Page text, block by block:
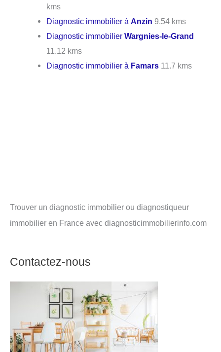
kms
Diagnostic immobilier àAnzin 9.54 kms
Diagnostic immobilierWargnies-le-Grand
11.12 kms
Diagnostic immobilier à Famars 11.7 kms
Trouver un diagnostic immobilier ou diagnostiqueur
immobilier en France avec diagnosticimmobilierinfo.com
Contactez-nous